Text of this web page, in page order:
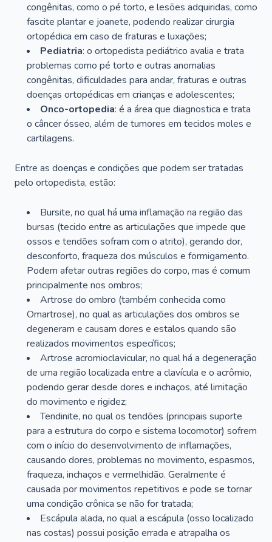
congênitas, como o pé torto, e lesões adquiridas, como
fascite plantar e joanete, podendo realizar cirurgia
ortopédica em caso de fraturas e luxações;
Pediatria: o ortopedista pediátrico avalia e trata
problemas como pé torto e outras anomalias
congênitas, dificuldades para andar, fraturas e outras
doenças ortopédicas em crianças e adolescentes;
Onco-ortopedia: é a área que diagnostica e trata
o câncer ósseo, além de tumores em tecidos moles e
cartilagens.
Entre as doenças e condições que podem ser tratadas
pelo ortopedista, estão:
Bursite, no qual há uma inflamação na região das
bursas (tecido entre as articulações que impede que
ossos e tendões sofram com o atrito), gerando dor,
desconforto, fraqueza dos músculos e formigamento.
Podem afetar outras regiões do corpo, mas é comum
principalmente nos ombros;
Artrose do ombro (também conhecida como
Omartrose), no qual as articulações dos ombros se
degeneram e causam dores e estalos quando são
realizados movimentos específicos;
Artrose acromioclavicular, no qual há a degeneração
de uma região localizada entre a clavícula e o acrômio,
podendo gerar desde dores e inchaços, até limitação
do movimento e rigidez;
Tendinite, no qual os tendões (principais suporte
para a estrutura do corpo e sistema locomotor) sofrem
com o início do desenvolvimento de inflamações,
causando dores, problemas no movimento, espasmos,
fraqueza, inchaços e vermelhidão. Geralmente é
causada por movimentos repetitivos e pode se tornar
uma condição crônica se não for tratada;
Escápula alada, no qual a escápula (osso localizado
nas costas) possui posição errada e atrapalha os